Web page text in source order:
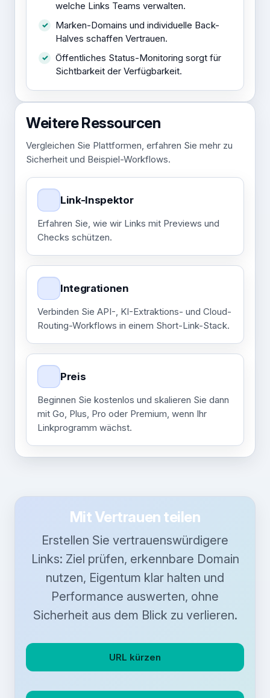
welche Links Teams verwalten.
Marken-Domains und individuelle Back-
Halves schaffen Vertrauen.
Öffentliches Status-Monitoring sorgt für
Sichtbarkeit der Verfügbarkeit.
Weitere Ressourcen
Vergleichen Sie Plattformen, erfahren Sie mehr zu
Sicherheit und Beispiel-Workflows.
Link-Inspektor
Erfahren Sie, wie wir Links mit Previews und
Checks schützen.
Integrationen
Verbinden Sie API-, KI-Extraktions- und Cloud-
Routing-Workflows in einem Short-Link-Stack.
Preis
Beginnen Sie kostenlos und skalieren Sie dann
mit Go, Plus, Pro oder Premium, wenn Ihr
Linkprogramm wächst.
Mit Vertrauen teilen
Erstellen Sie vertrauenswürdigere
Links: Ziel prüfen, erkennbare Domain
nutzen, Eigentum klar halten und
Performance auswerten, ohne
Sicherheit aus dem Blick zu verlieren.
URL kürzen